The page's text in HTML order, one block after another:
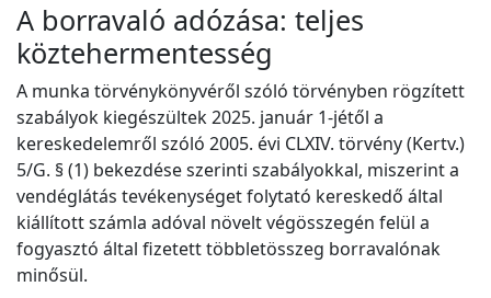
A borravaló adózása: teljes
köztehermentesség
A munka törvénykönyvéről szóló törvényben rögzített
szabályok kiegészültek 2025. január 1-jétől a
kereskedelemről szóló 2005. évi CLXIV. törvény (Kertv.)
5/G. § (1) bekezdése szerinti szabályokkal, miszerint a
vendéglátás tevékenységet folytató kereskedő által
kiállított számla adóval növelt végösszegén felül a
fogyasztó által fizetett többletösszeg borravalónak
minősül.